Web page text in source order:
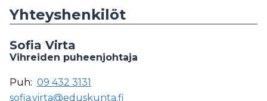
Yhteyshenkilöt
Sofia Virta
Vihreiden puheenjohtaja
Puh: 09 432 3131
sofia.virta@eduskunta.fi